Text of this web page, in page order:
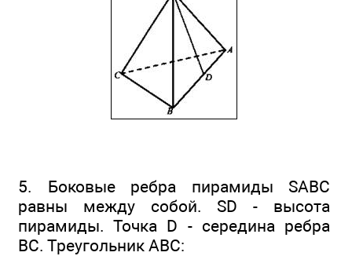
5. Боковые ребра пирамиды SABC
равны между собой. SD - высота
пирамиды. Точка D - середина ребра
ВС. Треугольник AВС: